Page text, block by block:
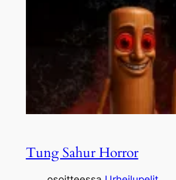
Tung Sahur Horror